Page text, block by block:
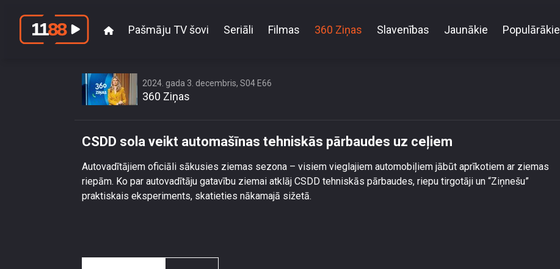
Pašmāju TV šovi Seriāli Filmas 360 Ziņas Slavenības Jaunākie Populārākie
2024. gada 3. decembris, S04 E66
360 Ziņas
CSDD sola veikt automašīnas tehniskās pārbaudes uz ceļiem
Autovadītājiem oficiāli sākusies ziemas sezona – visiem vieglajiem automobiļiem jābūt aprīkotiem ar ziemas
riepām. Ko par autovadītāju gatavību ziemai atklāj CSDD tehniskās pārbaudes, riepu tirgotāji un “Ziņnešu”
praktiskais eksperiments, skatieties nākamajā sižetā.